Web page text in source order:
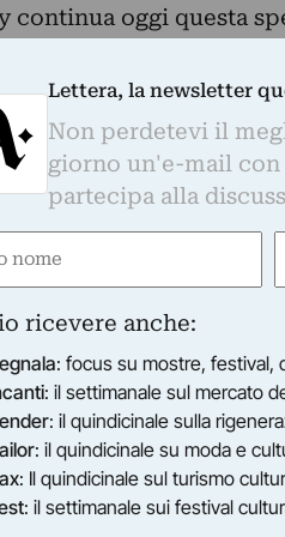
continua oggi questa
forme mantenendo
Saffi, in
questa mostra al loro
Lettera, la newsletter
Non perdetevi il
giorno un'e-mail
partecipa alla
ricevere anche:
: focus su mostre, festival,
: il settimanale sul mercato
: il quindicinale sulla
: il quindicinale su moda e
: Il quindicinale sul turismo
: il settimanale sui festival